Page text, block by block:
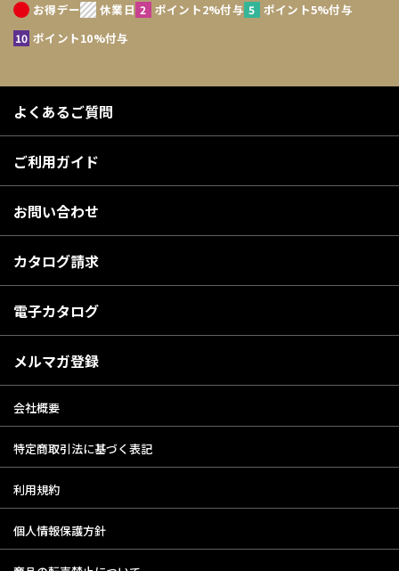
お得デー 休業日 ポイント2%付与
ポイント5%付与
ポイント10%付与
よくあるご質問
ご利用ガイド
お問い合わせ
カタログ請求
電子カタログ
メルマガ登録
会社概要
特定商取引法に基づく表記
利用規約
個人情報保護方針